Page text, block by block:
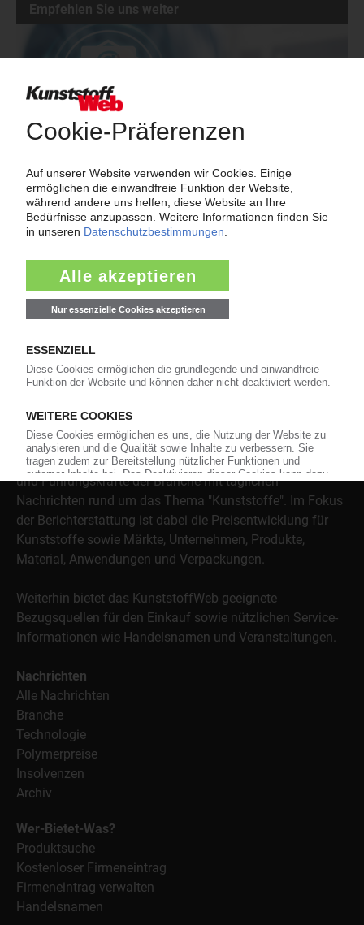
Empfehlen Sie uns weiter
Ihnen gefällt was Sie lesen? Dann empfehlen Sie unseren
Newsletter-Service gerne weiter!
Newsletter empfehlen
Über das KunststoffWeb
Als einer der Internet-Pioniere der Kunststoffindustrie
versorgt das KunststoffWeb bereits seit 1996 die Fach-
und Führungskräfte der Branche mit täglichen
Nachrichten rund um das Thema "Kunststoffe". Im Fokus
der Berichterstattung ist dabei die Preisentwicklung für
Kunststoffe sowie Märkte, Unternehmen, Produkte,
Material, Anwendungen und Verpackungen.
Weiterhin bietet das KunststoffWeb geeignete
Bezugsquellen für den Einkauf sowie nützlichen Service-
Informationen wie Handelsnamen und Veranstaltungen.
Nachrichten
Alle Nachrichten
Branche
Technologie
Polymerpreise
Insolvenzen
Archiv
Wer-Bietet-Was?
Produktsuche
Kostenloser Firmeneintrag
Firmeneintrag verwalten
Handelsnamen